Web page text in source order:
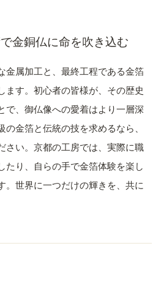
金銅仏に命を吹き込む
金属加工と、最終工程である金箔
ます。初心者の皆様が、その歴史
で、御仏像への愛着はより一層深
の金箔と伝統の技を求めるなら、
さい。京都の工房では、実際に職
たり、自らの手で金箔体験を楽し
。世界に一つだけの輝きを、共に